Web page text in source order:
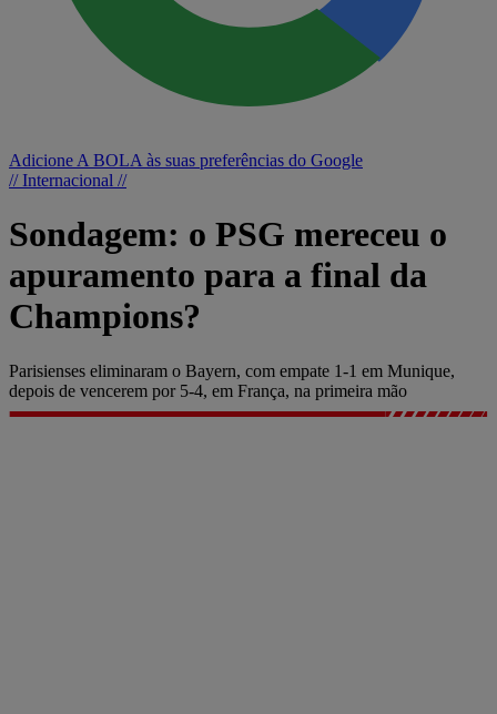
Adicione A BOLA às suas preferências do Google
// Internacional //
Sondagem: o PSG mereceu o
apuramento para a final da
Champions?
Parisienses eliminaram o Bayern, com empate 1-1 em Munique,
depois de vencerem por 5-4, em França, na primeira mão